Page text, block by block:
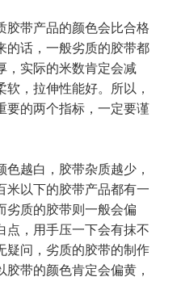
胶带产品的颜色会比合格
的话，一般劣质的胶带都
，实际的米数肯定会减
，拉伸性能好。所以，
要的两个指标，一定要谨
越白，胶带杂质越少，
米以下的胶带产品都有一
劣质的胶带则一般会偏
点，用手压一下会有抹不
疑问，劣质的胶带的制作
带的颜色肯定会偏黄，